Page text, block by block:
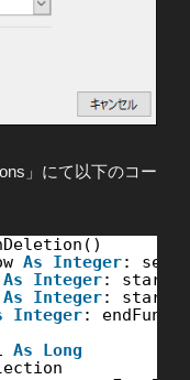
」にて以下のコー
As Integer:
As Integer:
As Integer:
Integer:
As
Long